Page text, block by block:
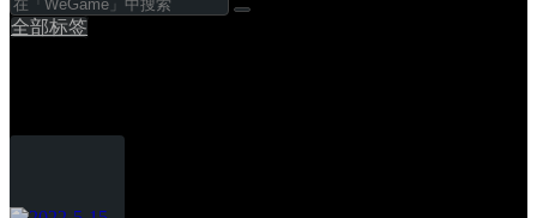
全部标签